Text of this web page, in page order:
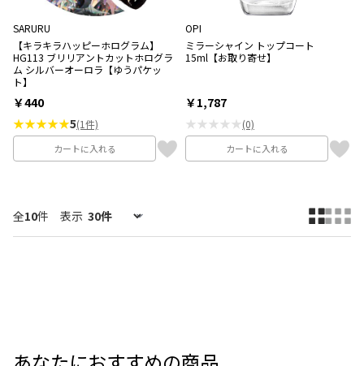
SARURU
【キラキラハッピーホログラム】
HG113 ブリリアントカットホログラ
ム シルバーオーロラ【ゆうパケッ
ト】
￥440
★★★★★5(1件)
カートに入れる
OPI
ミラーシャイン トップコート
15ml【お取り寄せ】
￥1,787
★★★★★(0)
カートに入れる
全10件 表示